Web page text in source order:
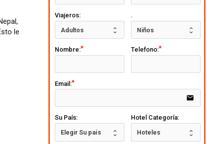
Viajeros: .
Nombre: Telefono:
Email:
email
Su País: Hotel Categoría:
le